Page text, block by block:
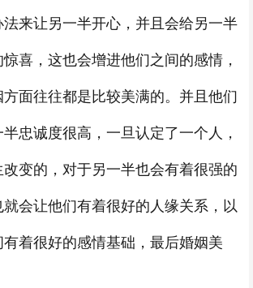
来让另一半开心，并且会给另一半
喜，这也会增进他们之间的感情，
面往往都是比较美满的。并且他们
忠诚度很高，一旦认定了一个人，
变的，对于另一半也会有着很强的
会让他们有着很好的人缘关系，以
着很好的感情基础，最后婚姻美